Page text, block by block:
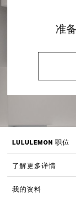
准
LULULEMON 职位
工作机会
搜索职位
了解更多详情
Glassdoor 的评论
我的资料